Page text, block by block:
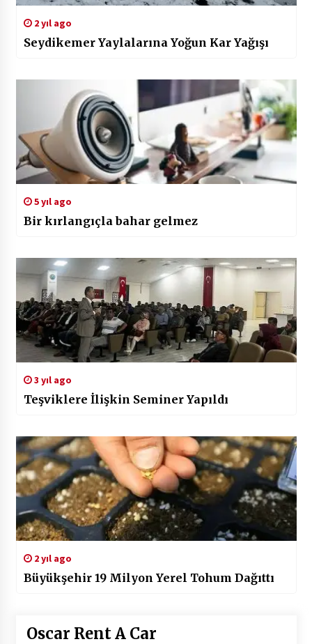
2 yıl ago
Seydikemer Yaylalarına Yoğun Kar Yağışı
5 yıl ago
Bir kırlangıçla bahar gelmez
3 yıl ago
Teşviklere İlişkin Seminer Yapıldı
2 yıl ago
Büyükşehir 19 Milyon Yerel Tohum Dağıttı
Oscar Rent A Car